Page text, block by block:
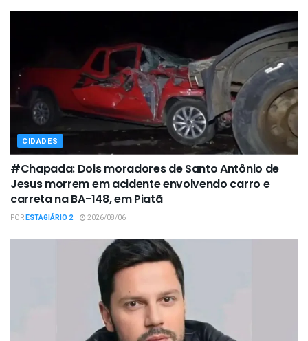
CIDADES
#Chapada: Dois moradores de Santo Antônio de
Jesus morrem em acidente envolvendo carro e
carreta na BA-148, em Piatã
PORESTAGIÁRIO 2 2026/08/06